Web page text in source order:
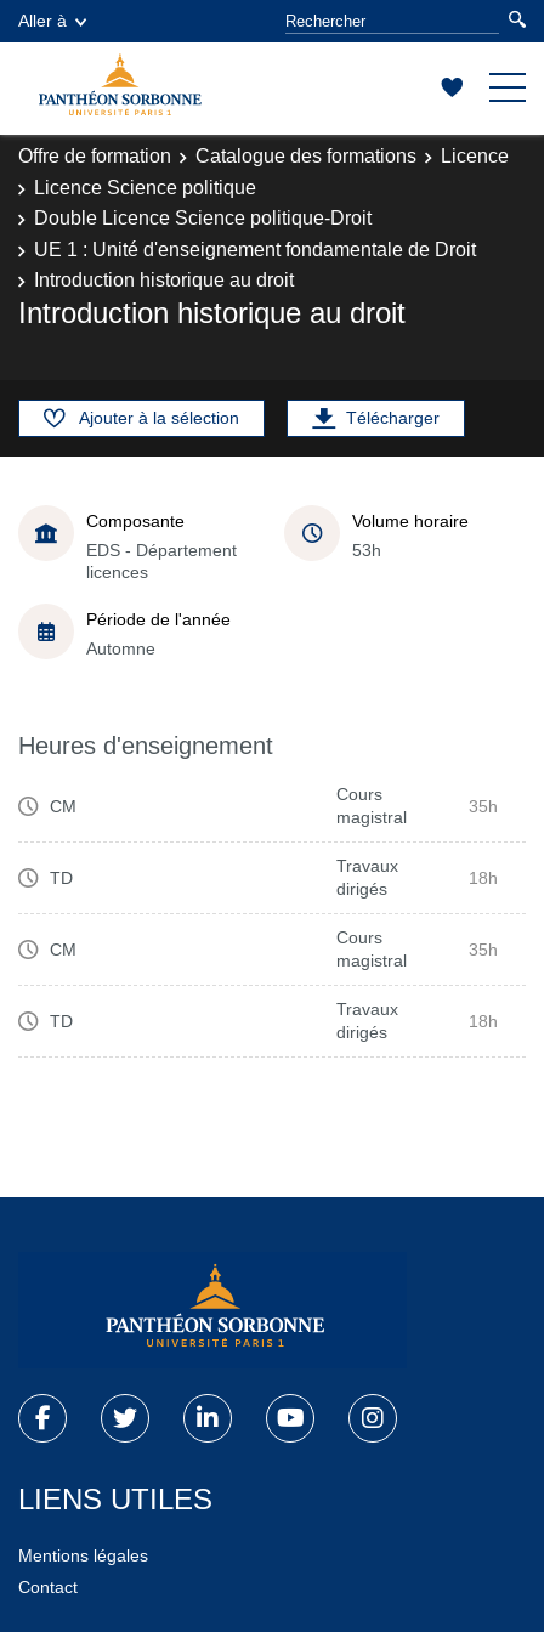
Aller à
Offre de formation Catalogue des formations
Licence
Licence Science politique
Double Licence Science politique-Droit
UE 1 : Unité d'enseignement fondamentale de Droit
Introduction historique au droit
Introduction historique au droit
Ajouter à la sélection Télécharger
Composante
EDS - Département
licences
Volume horaire
53h
Période de l'année
Automne
Heures d'enseignement
CM
Cours
magistral
35h
TD
Travaux
dirigés
18h
CM
Cours
magistral
35h
TD
Travaux
dirigés
18h
LIENS UTILES
Mentions légales
Contact